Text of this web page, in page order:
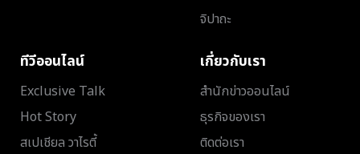
จิปาถะ
ทีวีออนไลน์
Exclusive Talk
Hot Story
สเปเชียล วาไรตี้
เกี่ยวกับเรา
สำนักข่าวออนไลน์
ธุรกิจของเรา
ติดต่อเรา